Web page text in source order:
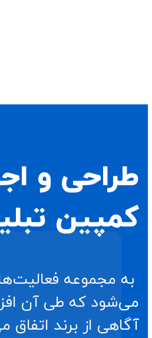
طراحی و
کمپین
به مجموعه
می‌شود که طی آن
آگاهی از برند اتفاق